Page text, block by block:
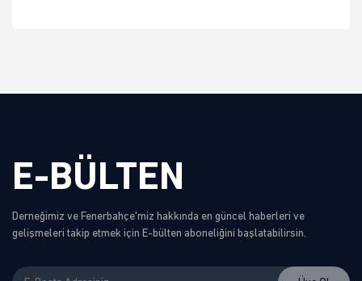
E-BÜLTEN
Derneğimiz ve Fenerbahçe'miz hakkında en güncel haberleri ve
gelişmeleri takip etmek için E-bülten aboneliğini başlatabilirsin.